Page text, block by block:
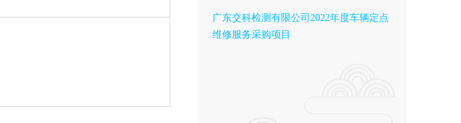
广东交科检测有限公司2022年度车辆定点
维修服务采购项目